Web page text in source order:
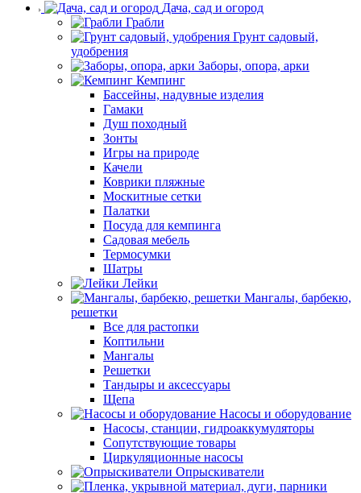
Дача, сад и огород
Грабли
Грунт садовый,
удобрения
Заборы, опора, арки
Кемпинг
Бассейны, надувные изделия
Гамаки
Душ походный
Зонты
Игры на природе
Качели
Коврики пляжные
Москитные сетки
Палатки
Посуда для кемпинга
Садовая мебель
Термосумки
Шатры
Лейки
Мангалы, барбекю,
решетки
Все для растопки
Коптильни
Мангалы
Решетки
Тандыры и аксессуары
Щепа
Насосы и оборудование
Насосы, станции, гидроаккумуляторы
Сопутствующие товары
Циркуляционные насосы
Опрыскиватели